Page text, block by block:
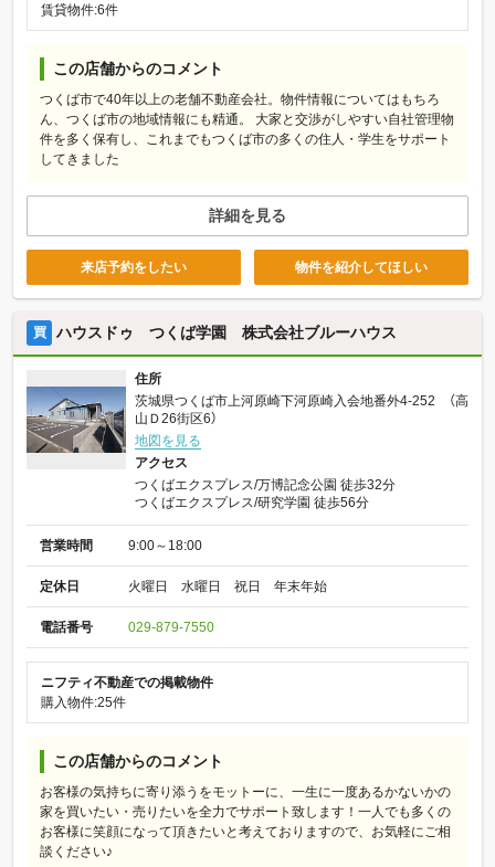
賃貸物件:6件
この店舗からのコメント
つくば市で40年以上の老舗不動産会社。物件情報についてはもちろ
ん、つくば市の地域情報にも精通。 大家と交渉がしやすい自社管理物
件を多く保有し、これまでもつくば市の多くの住人・学生をサポート
してきました
詳細を見る
来店予約をしたい 物件を紹介してほしい
買 ハウスドゥ つくば学園 株式会社ブルーハウス
住所
茨城県つくば市上河原崎下河原崎入会地番外4‐252 （高
山Ｄ26街区6）
地図を見る
アクセス
つくばエクスプレス/万博記念公園 徒歩32分
つくばエクスプレス/研究学園 徒歩56分
営業時間 9:00～18:00
定休日 火曜日 水曜日 祝日 年末年始
電話番号 029-879-7550
ニフティ不動産での掲載物件
購入物件:25件
この店舗からのコメント
お客様の気持ちに寄り添うをモットーに、一生に一度あるかないかの
家を買いたい・売りたいを全力でサポート致します！一人でも多くの
お客様に笑顔になって頂きたいと考えておりますので、お気軽にご相
談ください♪